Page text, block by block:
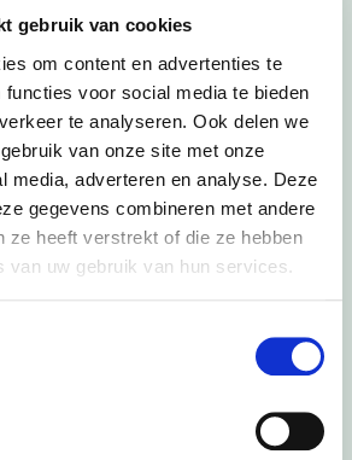
gebruik van cookies
om content en advertenties te
functies voor social media te bieden
te analyseren. Ook delen we
van onze site met onze
media, adverteren en analyse. Deze
gegevens combineren met andere
ze heeft verstrekt of die ze hebben
van uw gebruik van hun services.
hetCentrum voor Veiligheid en
tussen bedrijfsleven,
wordt er bijvoorbeeld actief
om jong hoogopgeleiden vast te
te trekken. Apeldoorn heeft een zeer
van hoogwaardige bedrijven in
waarbij kennis, betrouwbaarheid en
staat. De toepassing van kennis en